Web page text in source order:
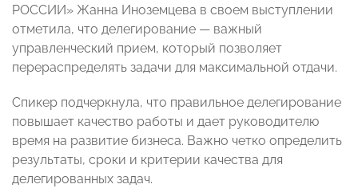
РОССИИ» Жанна Иноземцева в своем выступлении
отметила, что делегирование — важный
управленческий прием, который позволяет
перераспределять задачи для максимальной отдачи.
Спикер подчеркнула, что правильное делегирование
повышает качество работы и дает руководителю
время на развитие бизнеса. Важно четко определить
результаты, сроки и критерии качества для
делегированных задач.